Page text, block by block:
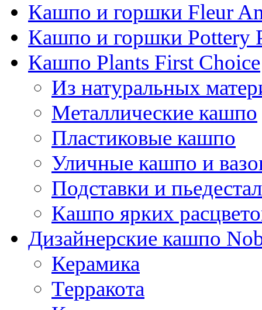
Кашпо и горшки Fleur
Кашпо и горшки Pottery
Кашпо Plants First Choice
Из натуральных
Металлические кашпо
Пластиковые кашпо
Уличные кашпо и
Подставки и
Кашпо ярких
Дизайнерские кашпо
Керамика
Терракота